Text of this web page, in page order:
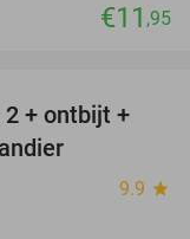
€11 ,95
32%
+ ontbijt +
9.9 star